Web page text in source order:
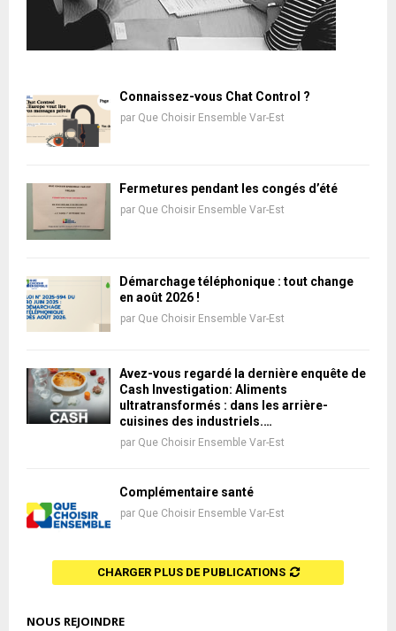
Connaissez-vous Chat Control ?
par Que Choisir Ensemble Var-Est
Fermetures pendant les congés d’été
par Que Choisir Ensemble Var-Est
Démarchage téléphonique : tout change
en août 2026 !
par Que Choisir Ensemble Var-Est
Avez-vous regardé la dernière enquête de
Cash Investigation: Aliments
ultratransformés : dans les arrière-
cuisines des industriels.…
par Que Choisir Ensemble Var-Est
Complémentaire santé
par Que Choisir Ensemble Var-Est
CHARGER PLUS DE PUBLICATIONS
NOUS REJOINDRE